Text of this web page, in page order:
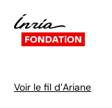
Voir le fil d’Ariane